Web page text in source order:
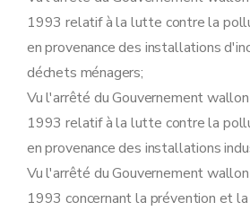
Art. 113
Sous-section 4 Transformation
Art. 114
Sous-section 5 Sûretés
Art. 115
Sous-section 6
Sous-section 7 Mesures de
Art. 117
Etude
Art. 118
Sous-section 9
1993 relatif à la lutte contre la
en provenance des installations
déchets ménagers;
Vu l'arrêté du Gouvernement
1993 relatif à la lutte contre la
en provenance des installations
Vu l'arrêté du Gouvernement
1993 concernant la prévention et